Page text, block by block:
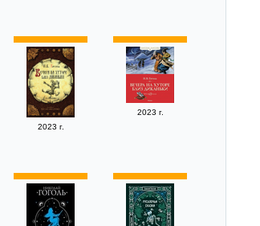
2023 г.
2023 г.